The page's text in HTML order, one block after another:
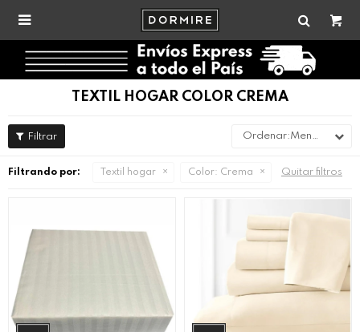

TEXTIL HOGAR COLOR CREMA
Menor precio
Filtrando por: Textil hogar Color: Crema Quitar filtros